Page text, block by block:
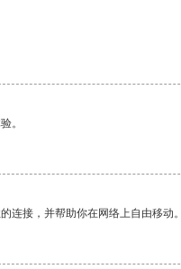
。
连接，并帮助你在网络上自由移动。